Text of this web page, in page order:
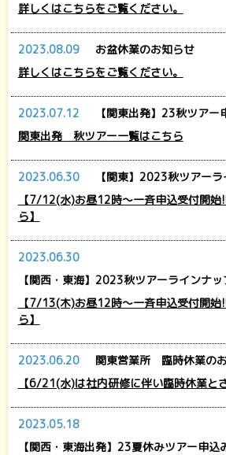
詳しくはこちらをご覧ください。
2023.08.09
お盆休業のお知らせ
詳しくはこちらをご覧ください。
2023.07.12
【関東出発】23秋ツア
関東出発 秋ツアー一覧はこちら
2023.06.30
【関東】2023秋ツアー
【7/12(水)お昼12時～一斉申込受付開始
ら】
2023.06.30
【関西・東海】2023秋ツアーラインナ
【7/13(木)お昼12時～一斉申込受付開始
ら】
2023.06.20
関東営業所 臨時休業の
【6/21(水)は社内研修に伴い臨時休業と
2023.05.18
【関西・東海出発】23夏休みツアー申込